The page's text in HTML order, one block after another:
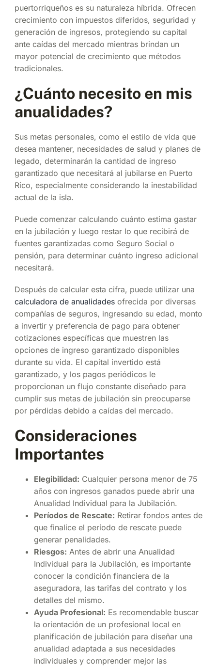
puertorriqueños es su naturaleza híbrida. Ofrecen
crecimiento con impuestos diferidos, seguridad y
generación de ingresos, protegiendo su capital
ante caídas del mercado mientras brindan un
mayor potencial de crecimiento que métodos
tradicionales.
¿Cuánto necesito en mis
anualidades?
Sus metas personales, como el estilo de vida que
desea mantener, necesidades de salud y planes de
legado, determinarán la cantidad de ingreso
garantizado que necesitará al jubilarse en Puerto
Rico, especialmente considerando la inestabilidad
actual de la isla.
Puede comenzar calculando cuánto estima gastar
en la jubilación y luego restar lo que recibirá de
fuentes garantizadas como Seguro Social o
pensión, para determinar cuánto ingreso adicional
necesitará.
Después de calcular esta cifra, puede utilizar una
calculadora de anualidades ofrecida por diversas
compañías de seguros, ingresando su edad, monto
a invertir y preferencia de pago para obtener
cotizaciones específicas que muestren las
opciones de ingreso garantizado disponibles
durante su vida. El capital invertido está
garantizado, y los pagos periódicos le
proporcionan un flujo constante diseñado para
cumplir sus metas de jubilación sin preocuparse
por pérdidas debido a caídas del mercado.
Consideraciones
Importantes
Elegibilidad: Cualquier persona menor de 75
años con ingresos ganados puede abrir una
Anualidad Individual para la Jubilación.
Períodos de Rescate: Retirar fondos antes de
que finalice el período de rescate puede
generar penalidades.
Riesgos: Antes de abrir una Anualidad
Individual para la Jubilación, es importante
conocer la condición financiera de la
aseguradora, las tarifas del contrato y los
detalles del mismo.
Ayuda Profesional: Es recomendable buscar
la orientación de un profesional local en
planificación de jubilación para diseñar una
anualidad adaptada a sus necesidades
individuales y comprender mejor las